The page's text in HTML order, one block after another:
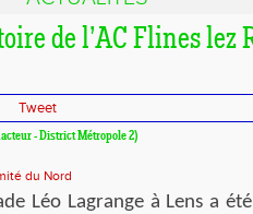
de l’AC Flines lez
Tweet
- District Métropole 2)
du Nord
Léo Lagrange à Lens a